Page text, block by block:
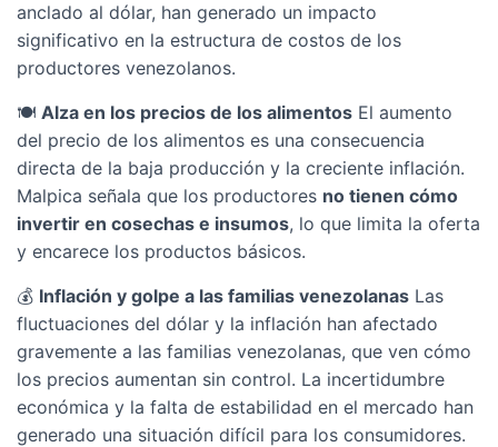
anclado al dólar, han generado un impacto
significativo en la estructura de costos de los
productores venezolanos.
🍽️ Alza en los precios de los alimentos El aumento
del precio de los alimentos es una consecuencia
directa de la baja producción y la creciente inflación.
Malpica señala que los productores no tienen cómo
invertir en cosechas e insumos, lo que limita la oferta
y encarece los productos básicos.
💰 Inflación y golpe a las familias venezolanas Las
fluctuaciones del dólar y la inflación han afectado
gravemente a las familias venezolanas, que ven cómo
los precios aumentan sin control. La incertidumbre
económica y la falta de estabilidad en el mercado han
generado una situación difícil para los consumidores.